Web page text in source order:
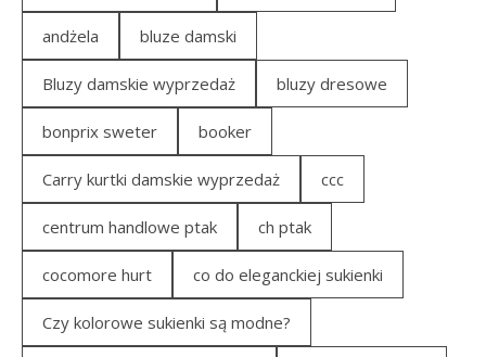
andżela bluze damski
Bluzy damskie wyprzedaż bluzy dresowe
bonprix sweter booker
Carry kurtki damskie wyprzedaż ccc
centrum handlowe ptak ch ptak
cocomore hurt co do eleganckiej sukienki
Czy kolorowe sukienki są modne?